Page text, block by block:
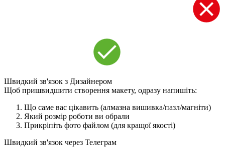
Швидкий зв'язок з Дизайнером
Щоб пришвидшити створення макету, одразу напишіть:
Що саме вас цікавить (алмазна вишивка/пазл/магніти)
Який розмір роботи ви обрали
Прикріпіть фото файлом (для кращої якості)
Швидкий зв'язок через Телеграм